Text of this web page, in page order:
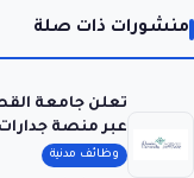
منشورات ذات صلة
عبر منصة جدارات
وظائف مدنية